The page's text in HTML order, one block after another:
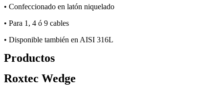
• Confeccionado en latón niquelado
• Para 1, 4 ó 9 cables
• Disponible también en AISI 316L
Productos
Roxtec Wedge